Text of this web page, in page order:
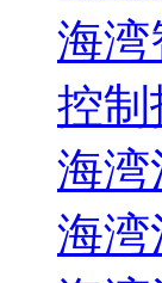
海湾
控制
海湾
海湾